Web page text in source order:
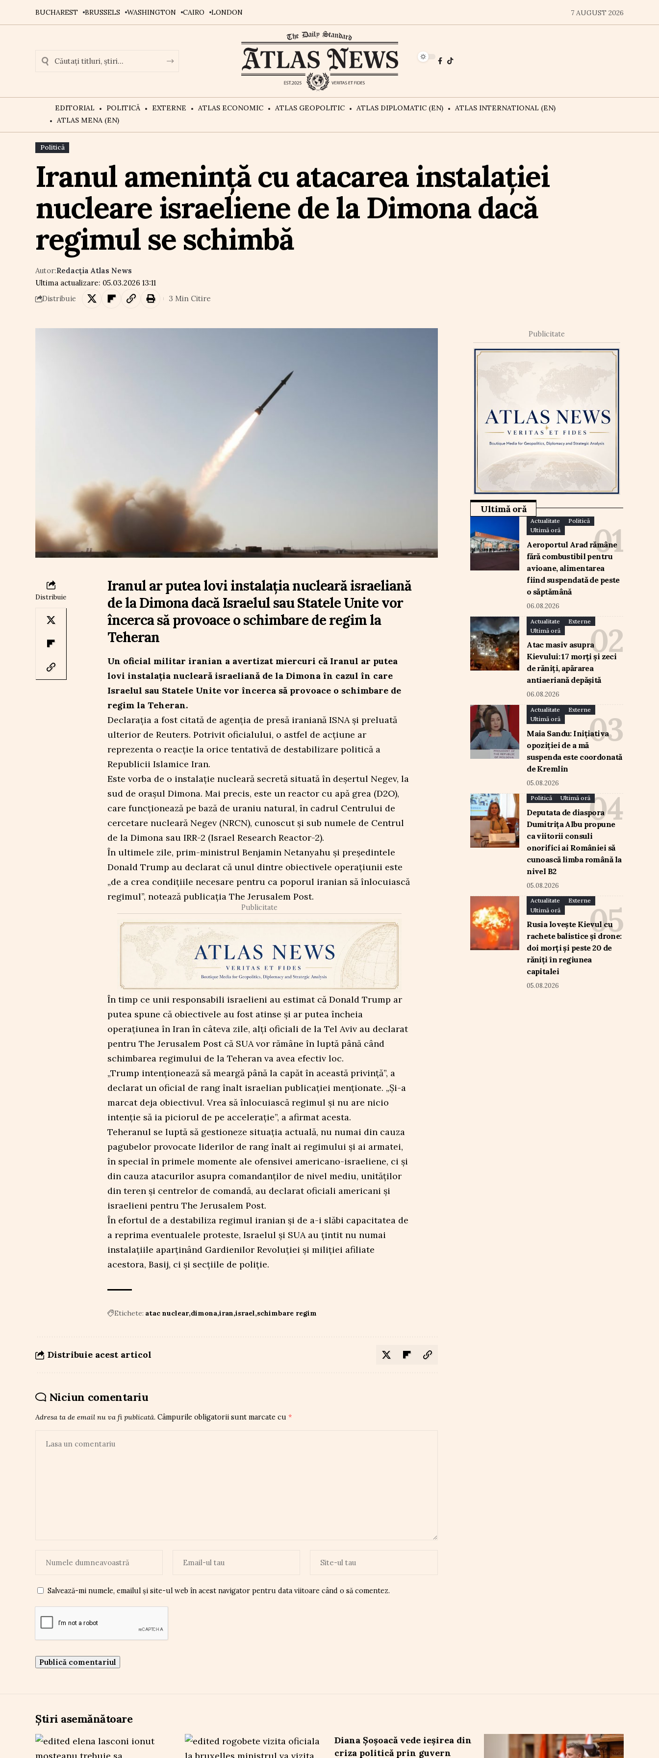
BUCHAREST BRUSSELS WASHINGTON CAIRO LONDON 7 AUGUST 2026
EDITORIAL POLITICĂ EXTERNE ATLAS ECONOMIC ATLAS GEOPOLITIC ATLAS DIPLOMATIC (EN)
ATLAS INTERNATIONAL (EN)
ATLAS MENA (EN)
Politică
Iranul amenință cu atacarea instalației
nucleare israeliene de la Dimona dacă
regimul se schimbă
Ultima actualizare: 05.03.2026 13:11
Autor:Redacția Atlas News
Distribuie 3 Min Citire
Distribuie
Iranul ar putea lovi instalația nucleară israeliană
de la Dimona dacă Israelul sau Statele Unite vor
încerca să provoace o schimbare de regim la
Teheran
Un oficial militar iranian a avertizat miercuri că Iranul ar putea
lovi instalația nucleară israeliană de la Dimona în cazul în care
Israelul sau Statele Unite vor încerca să provoace o schimbare de
regim la Teheran.
Declarația a fost citată de agenția de presă iraniană ISNA și preluată
ulterior de Reuters. Potrivit oficialului, o astfel de acțiune ar
reprezenta o reacție la orice tentativă de destabilizare politică a
Republicii Islamice Iran.
Este vorba de o instalaţie nucleară secretă situată în deşertul Negev, la
sud de oraşul Dimona. Mai precis, este un reactor cu apă grea (D2O),
care funcţionează pe bază de uraniu natural, în cadrul Centrului de
cercetare nucleară Negev (NRCN), cunoscut şi sub numele de Centrul
de la Dimona sau IRR-2 (Israel Research Reactor-2).
În ultimele zile, prim-ministrul Benjamin Netanyahu şi preşedintele
Donald Trump au declarat că unul dintre obiectivele operaţiunii este
„de a crea condiţiile necesare pentru ca poporul iranian să înlocuiască
regimul”, notează publicaţia The Jerusalem Post.
Publicitate
În timp ce unii responsabili israelieni au estimat că Donald Trump ar
putea spune că obiectivele au fost atinse şi ar putea încheia
operaţiunea în Iran în câteva zile, alţi oficiali de la Tel Aviv au declarat
pentru The Jerusalem Post că SUA vor rămâne în luptă până când
schimbarea regimului de la Teheran va avea efectiv loc.
„Trump intenţionează să meargă până la capăt în această privinţă”, a
declarat un oficial de rang înalt israelian publicaţiei menţionate. „Şi-a
marcat deja obiectivul. Vrea să înlocuiască regimul şi nu are nicio
intenţie să ia piciorul de pe acceleraţie”, a afirmat acesta.
Teheranul se luptă să gestioneze situaţia actuală, nu numai din cauza
pagubelor provocate liderilor de rang înalt ai regimului şi ai armatei,
în special în primele momente ale ofensivei americano-israeliene, ci şi
din cauza atacurilor asupra comandanţilor de nivel mediu, unităţilor
din teren şi centrelor de comandă, au declarat oficiali americani şi
israelieni pentru The Jerusalem Post.
În efortul de a destabiliza regimul iranian şi de a-i slăbi capacitatea de
a reprima eventualele proteste, Israelul şi SUA au ţintit nu numai
instalaţiile aparţinând Gardienilor Revoluţiei şi miliţiei afiliate
acestora, Basij, ci şi secţiile de poliţie.
Etichete: atac nuclear dimona iran israel schimbare regim
Distribuie acest articol
Niciun comentariu
Adresa ta de email nu va fi publicată. Câmpurile obligatorii sunt marcate cu *
Salvează-mi numele, emailul și site-ul web în acest navigator pentru data viitoare când o să comentez.
Publicitate
Ultimă oră
Actualitate
Politică
Ultimă oră
Aeroportul Arad rămâne
fără combustibil pentru
avioane, alimentarea
fiind suspendată de peste
o săptămână
06.08.2026
Actualitate
Externe
Ultimă oră
Atac masiv asupra
Kievului: 17 morți și zeci
de răniți, apărarea
antiaeriană depășită
06.08.2026
Actualitate
Externe
Ultimă oră
Maia Sandu: Inițiativa
opoziției de a mă
suspenda este coordonată
de Kremlin
05.08.2026
Politică Ultimă oră
Deputata de diaspora
Dumitrița Albu propune
ca viitorii consuli
onorifici ai României să
cunoască limba română la
nivel B2
05.08.2026
Actualitate
Externe
Ultimă oră
Rusia lovește Kievul cu
rachete balistice și drone:
doi morți și peste 20 de
răniți în regiunea
capitalei
05.08.2026
Știri asemănătoare
Diana Șoșoacă vede ieșirea din
criza politică prin guvern